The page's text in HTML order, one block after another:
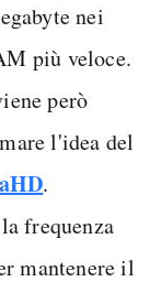
nei
più veloce.
però
l'idea del
.
frequenza
mantenere il